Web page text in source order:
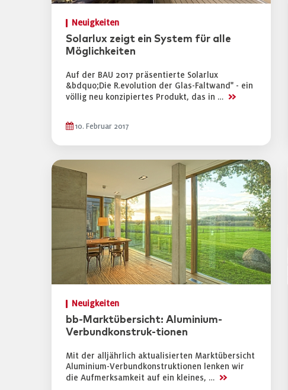
Neuigkeiten
Solarlux zeigt ein System für alle
Möglichkeiten
Auf der BAU 2017 präsentierte Solarlux
&bdquo;Die R.evolution der Glas-Faltwand" - ein
völlig neu konzipiertes Produkt, das in … >>
10. Februar 2017
Neuigkeiten
bb-Marktübersicht: Aluminium-
Verbundkonstruk-tionen
Mit der alljährlich aktualisierten Marktübersicht
Aluminium-Verbundkonstruktionen lenken wir
die Aufmerksamkeit auf ein kleines, … >>